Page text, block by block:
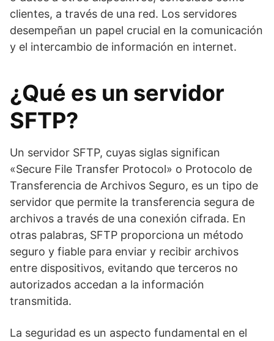
clientes, a través de una red. Los servidores
desempeñan un papel crucial en la comunicación
y el intercambio de información en internet.
¿Qué es un servidor
SFTP?
Un servidor SFTP, cuyas siglas significan
«Secure File Transfer Protocol» o Protocolo de
Transferencia de Archivos Seguro, es un tipo de
servidor que permite la transferencia segura de
archivos a través de una conexión cifrada. En
otras palabras, SFTP proporciona un método
seguro y fiable para enviar y recibir archivos
entre dispositivos, evitando que terceros no
autorizados accedan a la información
transmitida.
La seguridad es un aspecto fundamental en el